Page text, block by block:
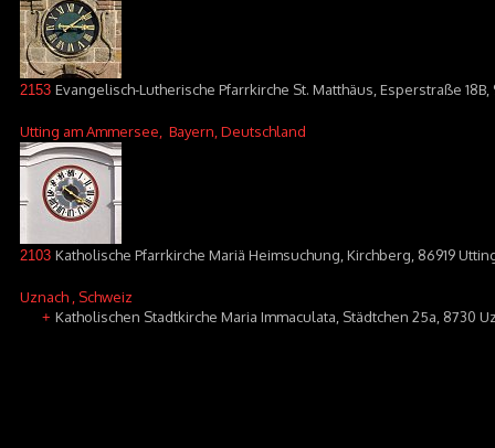
2153 Evangelisch-Lutherische Pfarrkirche St. Matthäus, Esperstraße
Utting am Ammersee , Bayern, Deutschland
2103 Katholische Pfarrkirche Mariä Heimsuchung, Kirchberg, 86919
Uznach , Schweiz
+ Katholischen Stadtkirche Maria Immaculata, Städtchen 25a, 8730